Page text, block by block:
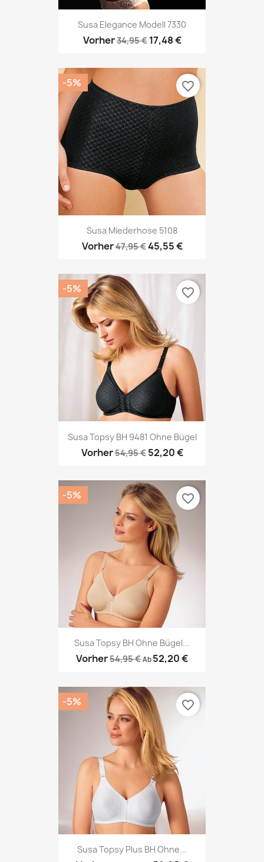
Susa Elegance Modell 7330
Vorher34,95 € 17,48 €
Susa Miederhose 5108
Vorher47,95 €45,55 €
-5% favorite_border
Susa Topsy BH 9481 Ohne Bügel
Vorher54,95 € 52,20 €
-5% favorite_border
Susa Topsy BH Ohne Bügel...
Vorher54,95 € Ab 52,20 €
-5% favorite_border
Susa Topsy Plus BH Ohne...
-5% favorite_border